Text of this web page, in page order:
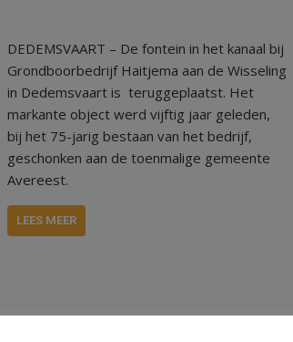
DEDEMSVAART – De fontein in het kanaal bij
Grondboorbedrijf Haitjema aan de Wisseling
in Dedemsvaart is teruggeplaatst. Het
markante object werd vijftig jaar geleden,
bij het 75-jarig bestaan van het bedrijf,
geschonken aan de toenmalige gemeente
Avereest.
LEES MEER